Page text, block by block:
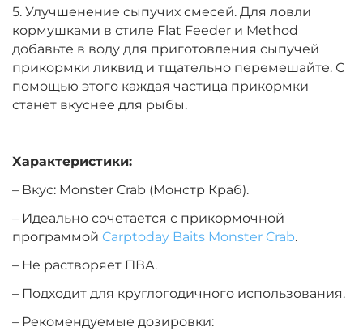
5. Улучшенение сыпучих смесей. Для ловли
кормушками в стиле Flat Feeder и Method
добавьте в воду для приготовления сыпучей
прикормки ликвид и тщательно перемешайте. С
помощью этого каждая частица прикормки
станет вкуснее для рыбы.
Характеристики:
– Вкус: Monster Crab (Монстр Краб).
– Идеально сочетается с прикормочной
программой Carptoday Baits Monster Crab.
– Не растворяет ПВА.
– Подходит для круглогодичного использования.
– Рекомендуемые дозировки: